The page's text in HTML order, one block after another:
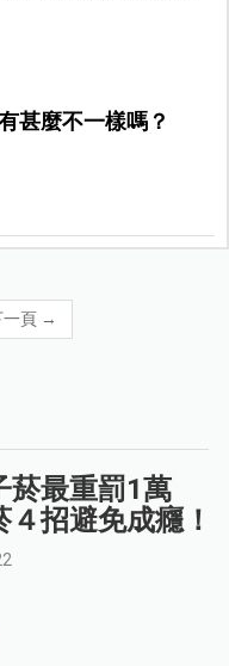
甚麼不一樣嗎？
一頁 →
菸最重罰1萬
招避免成癮！